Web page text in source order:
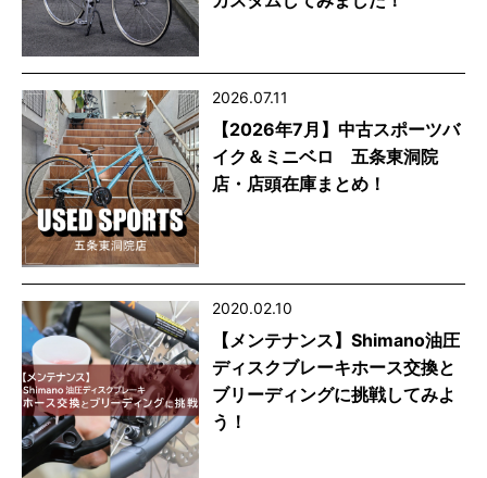
2026.07.11
【2026年7月】中古スポーツバ
イク＆ミニベロ 五条東洞院
店・店頭在庫まとめ！
2020.02.10
【メンテナンス】Shimano油圧
ディスクブレーキホース交換と
ブリーディングに挑戦してみよ
う！